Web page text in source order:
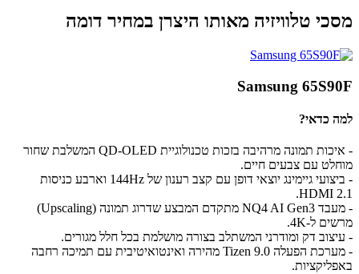
מסכי טלוויזיה מאותו היצרן במחיר דומה
Samsung 65S90F
למה כדאי?
- איכות תמונה מרהיבה בזכות טכנולוגיית QD-OLED המשלבת שחור
מוחלט עם צבעים חיים.
- ביצועי גיימינג יוצאי דופן עם קצב רענון של 144Hz וארבע כניסות
HDMI 2.1.
- מעבד NQ4 AI Gen3 מתקדם המבצע שדרוג תמונה (Upscaling)
מרשים ל-4K.
- עיצוב דק ומודרני המשתלב בצורה מושלמת בכל חלל מגורים.
- מערכת הפעלה Tizen 9.0 מהירה ואינטואיטיבית עם תמיכה רחבה
באפליקציות.